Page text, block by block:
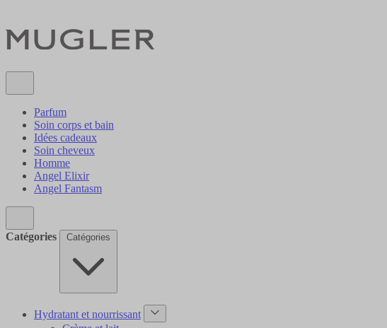
Parfum
Soin corps et bain
Idées cadeaux
Soin cheveux
Homme
Angel Elixir
Angel Fantasm
Catégories Catégories
Hydratant et nourrissant